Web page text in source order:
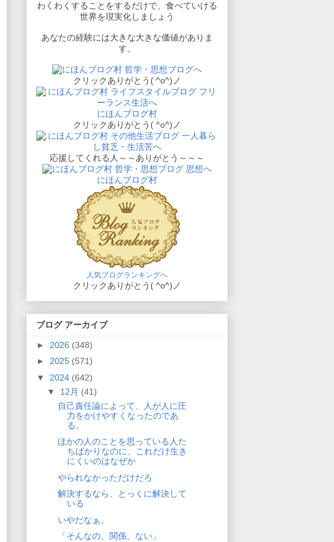
わくわくすることをするだけで、食べていける
世界を現実化しましょう
あなたの経験には大きな大きな価値がありま
す。
クリックありがとう( ^o^)ノ
にほんブログ村
クリックありがとう( ^o^)ノ
応援してくれる人～～ありがとう～～～
にほんブログ村
人気ブログランキングへ
クリックありがとう( ^o^)ノ
ブログ アーカイブ
► 2026 (348)
► 2025 (571)
▼ 2024 (642)
▼ 12月 (41)
自己責任論によって、人が人に圧
力をかけやすくなったのであ
る。
ほかの人のことを思っている人た
ちばかりなのに、これだけ生き
にくいのはなぜか
やられなかっただけだろ
解決するなら、とっくに解決して
いる
いやだなぁ。
「そんなの、関係、ない」